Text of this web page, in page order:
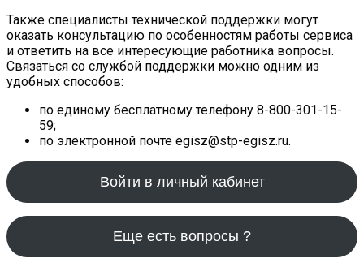
Также специалисты технической поддержки могут
оказать консультацию по особенностям работы сервиса
и ответить на все интересующие работника вопросы.
Связаться со службой поддержки можно одним из
удобных способов:
по единому бесплатному телефону 8-800-301-15-
59;
по электронной почте egisz@stp-egisz.ru.
Войти в личный кабинет
Еще есть вопросы ?